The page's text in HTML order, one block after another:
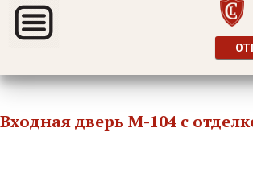
Входная дверь М-104 с